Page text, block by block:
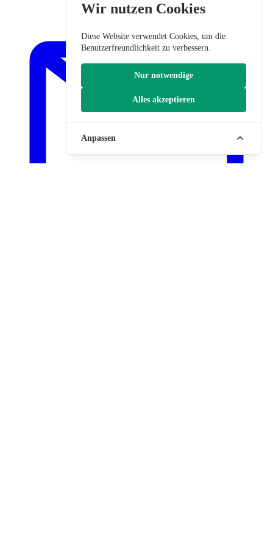
Wir nutzen Cookies
Diese Website verwendet Cookies, um die
Benutzerfreundlichkeit zu verbessern.
Nur notwendige
Alles akzeptieren
Anpassen